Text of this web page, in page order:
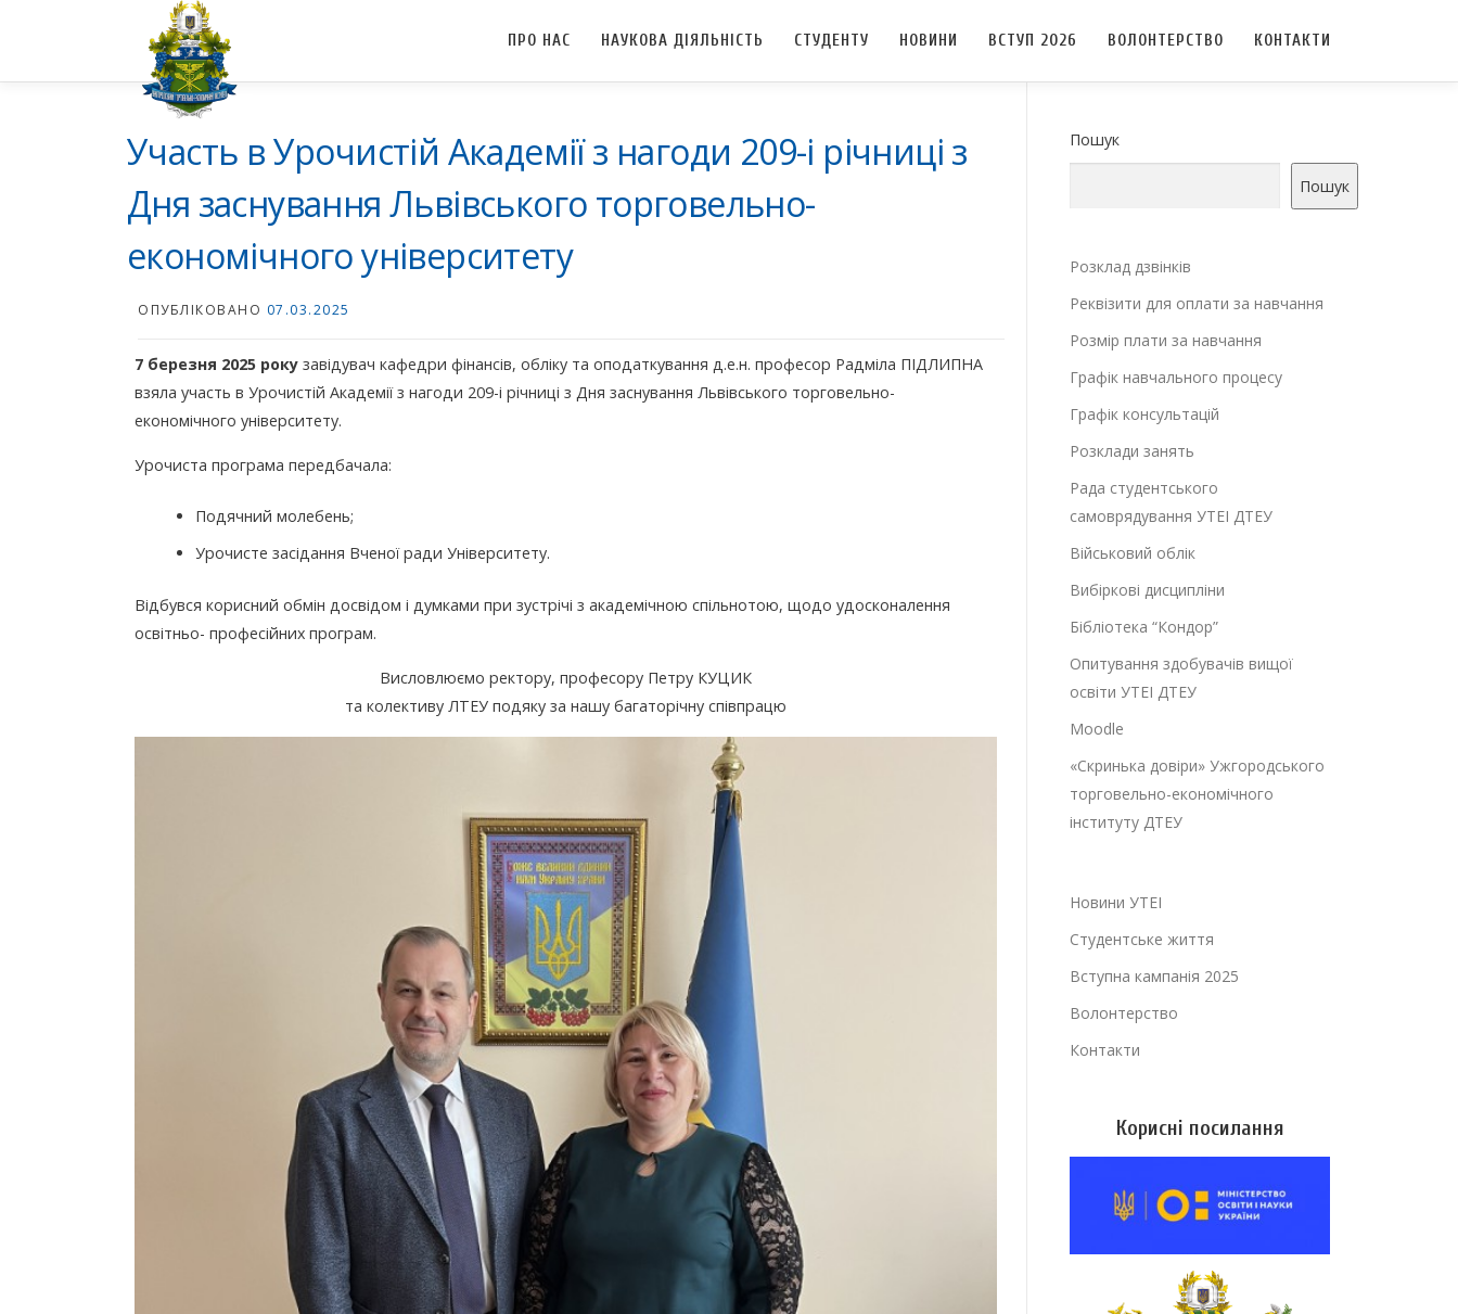
ПРО НАС НАУКОВА ДІЯЛЬНІСТЬ СТУДЕНТУ НОВИНИ ВСТУП 2026 ВОЛОНТЕРСТВО КОНТАКТИ
Участь в Урочистій Академії з нагоди 209-і річниці з
Дня заснування Львівського торговельно-
економічного університету
ОПУБЛІКОВАНО 07.03.2025
7 березня 2025 року завідувач кафедри фінансів, обліку та оподаткування д.е.н. професор Радміла ПІДЛИПНА
взяла участь в Урочистій Академії з нагоди 209-і річниці з Дня заснування Львівського торговельно-
економічного університету.
Урочиста програма передбачала:
Подячний молебень;
Урочисте засідання Вченої ради Університету.
Відбувся корисний обмін досвідом і думками при зустрічі з академічною спільнотою, щодо удосконалення
освітньо- професійних програм.
Висловлюємо ректору, професору Петру КУЦИК
та колективу ЛТЕУ подяку за нашу багаторічну співпрацю
Пошук
Пошук
Розклад дзвінків
Реквізити для оплати за навчання
Розмір плати за навчання
Графік навчального процесу
Графік консультацій
Розклади занять
Рада студентського
самоврядування УТЕІ ДТЕУ
Військовий облік
Вибіркові дисципліни
Бібліотека “Кондор”
Опитування здобувачів вищої
освіти УТЕІ ДТЕУ
Moodle
«Скринька довіри» Ужгородського
торговельно-економічного
інституту ДТЕУ
Новини УТЕІ
Студентське життя
Вступна кампанія 2025
Волонтерство
Контакти
Корисні посилання